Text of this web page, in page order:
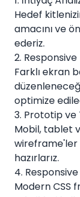
Hedef
amacını ve
ederiz.
2.
Farklı ekran
optimize
3. Prototip ve
Mobil, tablet
wireframe'ler
hazırlarız.
4.
Modern CSS